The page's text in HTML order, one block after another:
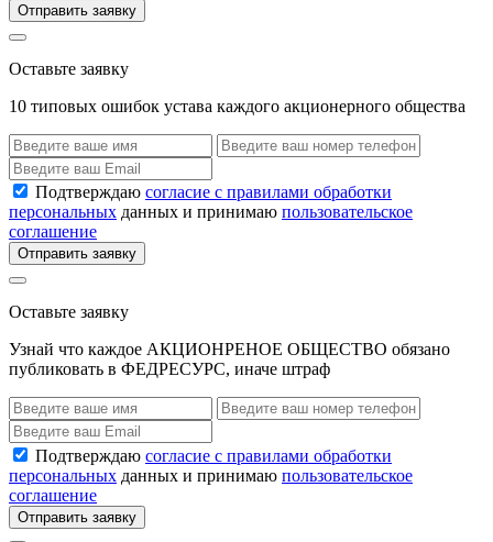
Отправить заявку
Оставьте заявку
10 типовых ошибок устава каждого акционерного общества
Подтверждаю согласие с правилами обработки
персональных данных и принимаю пользовательское
соглашение
Отправить заявку
Оставьте заявку
Узнай что каждое АКЦИОНРЕНОЕ ОБЩЕСТВО обязано
публиковать в ФЕДРЕСУРС, иначе штраф
Подтверждаю согласие с правилами обработки
персональных данных и принимаю пользовательское
соглашение
Отправить заявку